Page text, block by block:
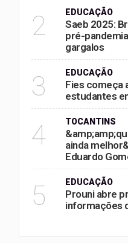
2 EDUCAÇÃO
Saeb 2025:
pré-
gargalos
3 EDUCAÇÃO
Fies começa
estudantes
4 TOCANTINS
ainda
Eduardo
5 EDUCAÇÃO
Prouni abre
informações